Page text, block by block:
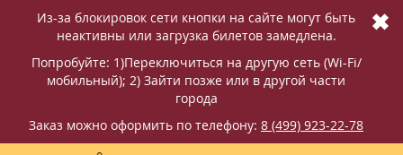
Из-за блокировок сети кнопки на сайте могут быть
неактивны или загрузка билетов замедлена.
Попробуйте: 1)Переключиться на другую сеть (Wi-Fi/
мобильный); 2) Зайти позже или в другой части
города
Заказ можно оформить по телефону: 8 (499) 923-22-78
✖